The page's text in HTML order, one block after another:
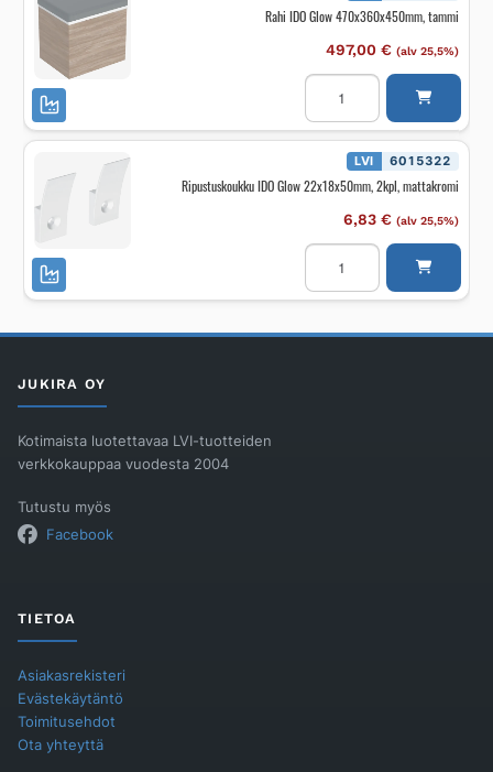
Rahi IDO Glow 470x360x450mm, tammi
497,00 € (alv 25,5%)
Rahi
470x360x450mm,
tammi
määrä LVI 6015322
Ripustuskoukku IDO Glow 22x18x50mm, 2kpl, mattakromi
6,83 € (alv 25,5%)
Ripustuskoukku
22x18x50mm,
määrä
JUKIRA OY
Kotimaista luotettavaa LVI-tuotteiden
verkkokauppaa vuodesta 2004
Tutustu myös
Facebook
TIETOA
Asiakasrekisteri
Evästekäytäntö
Toimitusehdot
Ota yhteyttä